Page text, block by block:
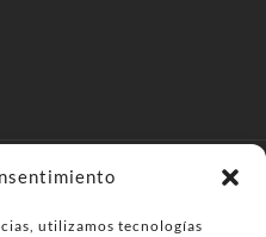
utilizamos tecnologías